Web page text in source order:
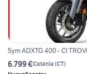
Sym ADXTG 400 - CI
6.799 €Catania (CT)